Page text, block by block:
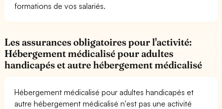
formations de vos salariés.
Les assurances obligatoires pour l'activité:
Hébergement médicalisé pour adultes
handicapés et autre hébergement médicalisé
Hébergement médicalisé pour adultes handicapés et
autre hébergement médicalisé n'est pas une activité